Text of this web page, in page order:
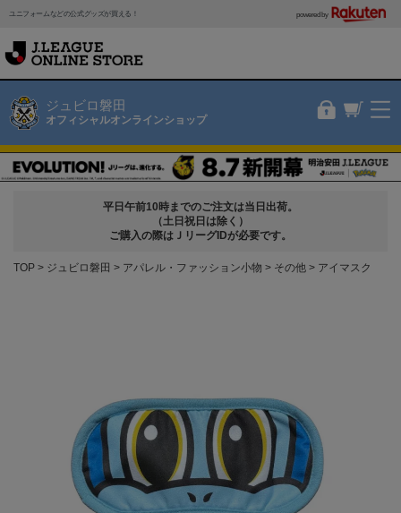
ユニフォームなどの公式グッズが買える！ powered by
ジュビロ磐田
オフィシャルオンラインショップ
平日午前10時までのご注文は当日出荷。
（土日祝日は除く）
ご購入の際はＪリーグIDが必要です。
TOP ジュビロ磐田 アパレル・ファッション小物 その他 アイマスク